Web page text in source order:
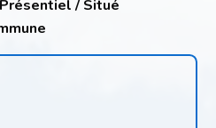
Présentiel / Situé